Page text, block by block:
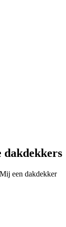
dakdekkers
een dakdekker